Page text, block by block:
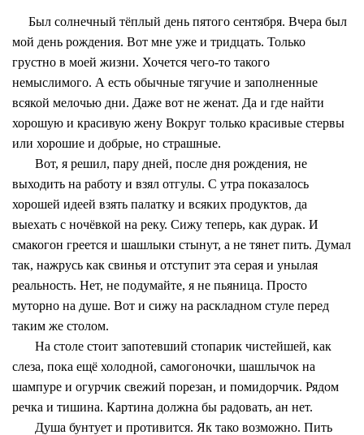
Был солнечный тёплый день пятого сентября. Вчера был
мой день рождения. Вот мне уже и тридцать. Только
грустно в моей жизни. Хочется чего-то такого
немыслимого. А есть обычные тягучие и заполненные
всякой мелочью дни. Даже вот не женат. Да и где найти
хорошую и красивую жену Вокруг только красивые стервы
или хорошие и добрые, но страшные.
Вот, я решил, пару дней, после дня рождения, не
выходить на работу и взял отгулы. С утра показалось
хорошей идеей взять палатку и всяких продуктов, да
выехать с ночёвкой на реку. Сижу теперь, как дурак. И
смакогон греется и шашлыки стынут, а не тянет пить. Думал
так, нажрусь как свинья и отступит эта серая и унылая
реальность. Нет, не подумайте, я не пьяница. Просто
муторно на душе. Вот и сижу на раскладном стуле перед
таким же столом.
На столе стоит запотевший стопарик чистейшей, как
слеза, пока ещё холодной, самогоночки, шашлычок на
шампуре и огурчик свежий порезан, и помидорчик. Рядом
речка и тишина. Картина должна бы радовать, ан нет.
Душа бунтует и противится. Як тако возможно. Пить